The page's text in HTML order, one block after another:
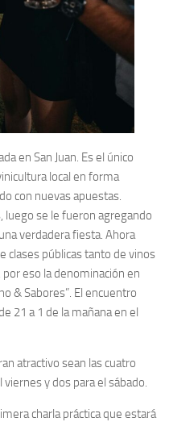
en San Juan. Es el único
local en forma
con nuevas apuestas.
se le fueron agregando
verdadera fiesta. Ahora
clases públicas tanto de vinos
eso la denominación en
& Sabores”. El encuentro
21 a 1 de la mañana en el
atractivo sean las cuatro
y dos para el sábado.
charla práctica que estará